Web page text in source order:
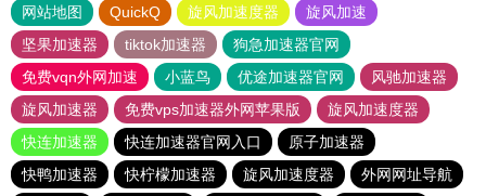
网站地图 QuickQ 旋风加速度器
旋风加速
坚果加速器
tiktok加速器
狗急加速器官网
免费vqn外网加速
小蓝鸟 优途加速器官网
风驰加速器
旋风加速器
免费vps加速器外网苹果版
旋风加速度器
快连加速器
快连加速器官网入口
原子加速器
快鸭加速器
快柠檬加速器 旋风加速度器 外网网址导航